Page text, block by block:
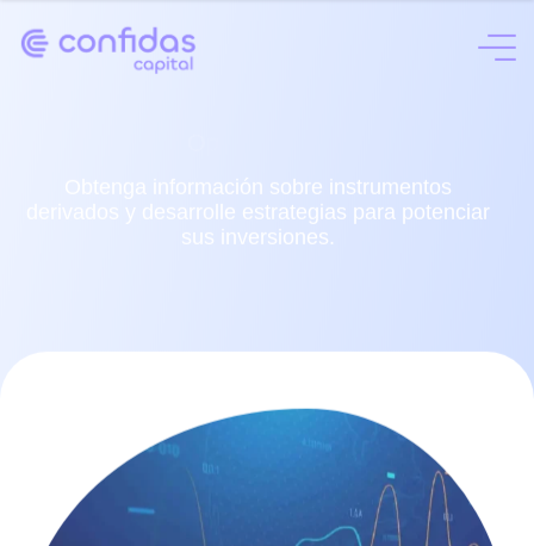
Obtenga información sobre instrumentos
derivados y desarrolle estrategias para potenciar
sus inversiones.